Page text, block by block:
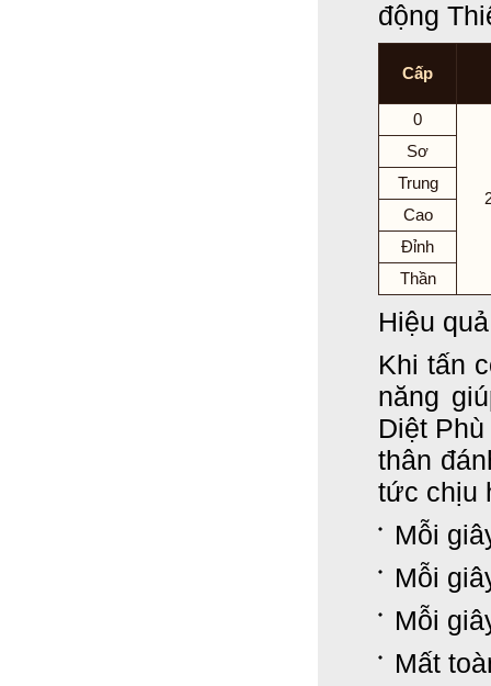
động
Cấp
0
Sơ
Trung
Cao
Đỉnh
Thần
Hiệu
Khi tấn
năng
Diệt
thân
tức chịu
Mỗi
Mỗi
Mỗi
Mất